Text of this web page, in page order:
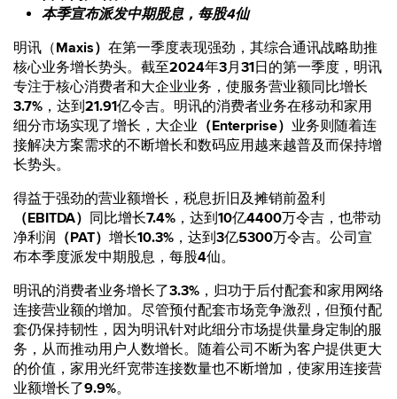
本季宣布派发中期股息，每股4仙
明讯（Maxis） 在第一季度表现强劲，其综合通讯战略助推
核心业务增长势头。截至2024年3月31日的第一季度，明讯
专注于核心消费者和大企业业务，使服务营业额同比增长
3.7% ，达到21.91亿令吉。明讯的消费者业务在移动和家用
细分市场实现了增长，大企业 （Enterprise） 业务则随着连
接解决方案需求的不断增长和数码应用越来越普及而保持增
长势头。
得益于强劲的营业额增长，税息折旧及摊销前盈利
（EBITDA） 同比增长7.4% ，达到10亿4400万令吉，也带动
净利润 （PAT） 增长10.3% ，达到3亿5300万令吉。公司宣
布本季度派发中期股息，每股4仙。
明讯的消费者业务增长了3.3% ，归功于后付配套和家用网络
连接营业额的增加。尽管预付配套市场竞争激烈，但预付配
套仍保持韧性，因为明讯针对此细分市场提供量身定制的服
务，从而推动用户人数增长。随着公司不断为客户提供更大
的价值，家用光纤宽带连接数量也不断增加，使家用连接营
业额增长了9.9%。